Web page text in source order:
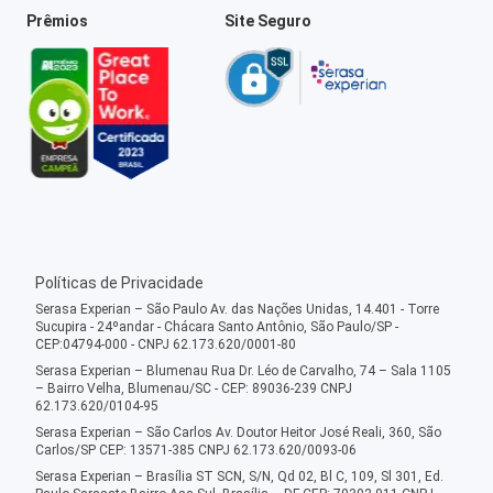
Prêmios Site Seguro
Políticas de Privacidade
Serasa Experian – São Paulo Av. das Nações Unidas, 14.401 - Torre
Sucupira - 24ºandar - Chácara Santo Antônio, São Paulo/SP -
CEP:04794-000 - CNPJ 62.173.620/0001-80
Serasa Experian – Blumenau Rua Dr. Léo de Carvalho, 74 – Sala 1105
– Bairro Velha, Blumenau/SC - CEP: 89036-239 CNPJ
62.173.620/0104-95
Serasa Experian – São Carlos Av. Doutor Heitor José Reali, 360, São
Carlos/SP CEP: 13571-385 CNPJ 62.173.620/0093-06
Serasa Experian – Brasília ST SCN, S/N, Qd 02, Bl C, 109, Sl 301, Ed.